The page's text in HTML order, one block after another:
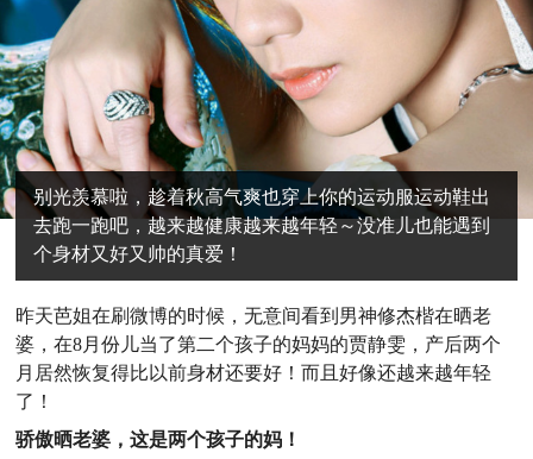
别光羡慕啦，趁着秋高气爽也穿上你的运动服运动鞋出
去跑一跑吧，越来越健康越来越年轻～没准儿也能遇到
个身材又好又帅的真爱！
昨天芭姐在刷微博的时候，无意间看到男神修杰楷在晒老
婆，在8月份儿当了第二个孩子的妈妈的贾静雯，产后两个
月居然恢复得比以前身材还要好！而且好像还越来越年轻
了！
骄傲晒老婆，这是两个孩子的妈！